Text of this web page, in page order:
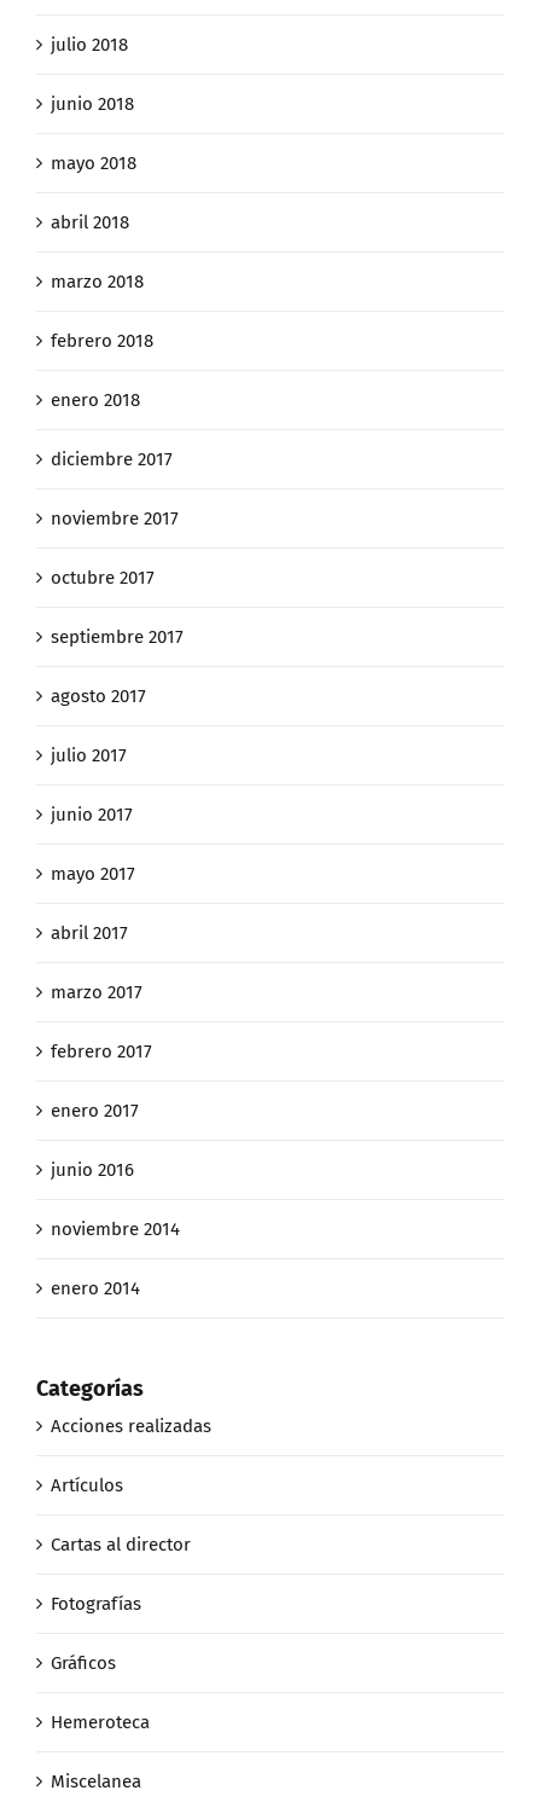
julio 2018
junio 2018
mayo 2018
abril 2018
marzo 2018
febrero 2018
enero 2018
diciembre 2017
noviembre 2017
octubre 2017
septiembre 2017
agosto 2017
julio 2017
junio 2017
mayo 2017
abril 2017
marzo 2017
febrero 2017
enero 2017
junio 2016
noviembre 2014
enero 2014
Categorías
Acciones realizadas
Artículos
Cartas al director
Fotografías
Gráficos
Hemeroteca
Miscelanea